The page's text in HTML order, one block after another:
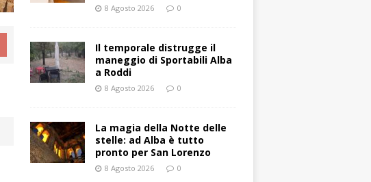
8 Agosto 2026 0
Il temporale distrugge il
maneggio di Sportabili Alba
a Roddi
8 Agosto 2026 0
La magia della Notte delle
stelle: ad Alba è tutto
pronto per San Lorenzo
8 Agosto 2026 0